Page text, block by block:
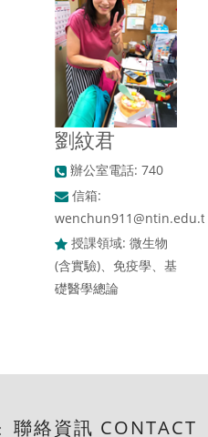
劉紋君
辦公室電話: 740
信箱:
wenchun911@ntin.edu.tw
授課領域: 微生物
(含實驗)、免疫學、基
礎醫學總論
聯絡資訊 CONTACT